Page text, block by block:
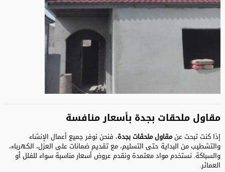
مقاول ملحقات بجدة بأسعار منافسة
إذا كنت تبحث عنمقاول ملحقات بجدة، فنحن نوفر جميع أعمال الإنشاء
والتشطيب من البداية حتى التسليم، مع تقديم ضمانات على العزل، الكهرباء،
والسباكة. نستخدم مواد معتمدة ونقدم عروض أسعار مناسبة سواء للفلل أو
العمائر.